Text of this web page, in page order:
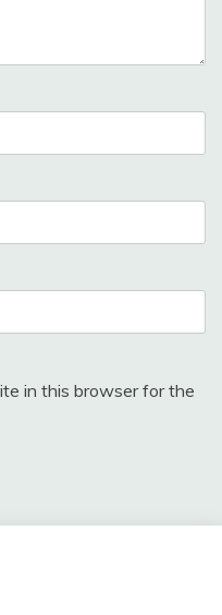
in this browser for the